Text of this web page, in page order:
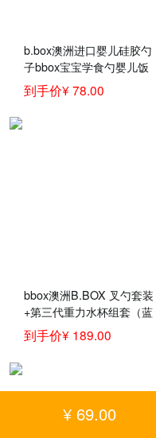
b.box澳洲进口婴儿硅胶勺
子bbox宝宝学食勺婴儿饭
勺儿童汤勺软勺
到手价¥ 78.00
bbox澳洲B.BOX 叉勺套装
+第三代重力水杯组套（蓝
绿）儿童餐具
到手价¥ 189.00
¥ 69.00